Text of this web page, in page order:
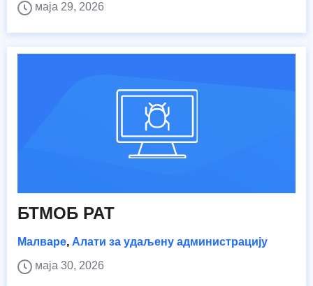
маја 29, 2026
БТМОБ РАТ
Малваре, Алати за удаљену администрацију
маја 30, 2026